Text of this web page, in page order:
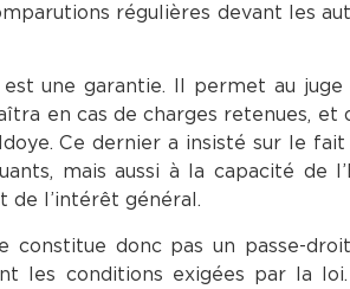
régulières devant les
une garantie. Il permet au juge
en cas de charges retenues,
Ce dernier a insisté sur le
mais aussi à la capacité
de l’intérêt général.
constitue donc pas un passe-
les conditions exigées par la